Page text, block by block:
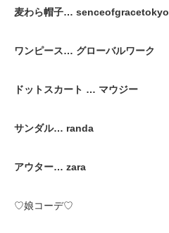
麦わら帽子… senceofgracetokyo
ワンピース… グローバルワーク
ドットスカート … マウジー
サンダル… randa
アウター… zara
♡娘コーデ♡